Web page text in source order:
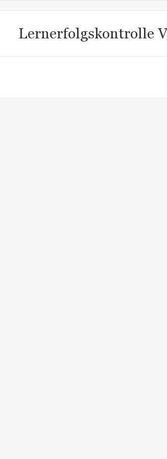
Lernerfolgskontrolle